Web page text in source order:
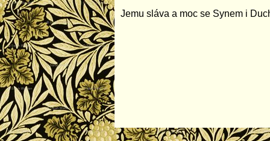
Jemu sláva a moc se Synem i